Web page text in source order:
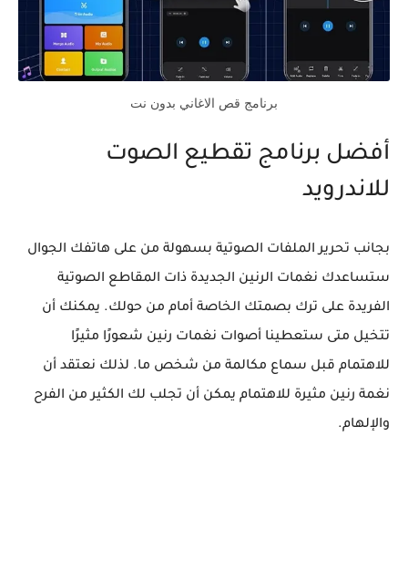
برنامج قص الاغاني بدون نت
أفضل برنامج تقطيع الصوت
للاندرويد
بجانب تحرير الملفات الصوتية بسهولة من على هاتفك الجوال
ستساعدك نغمات الرنين الجديدة ذات المقاطع الصوتية
الفريدة على ترك بصمتك الخاصة أمام من حولك. يمكنك أن
تتخيل متى ستعطينا أصوات نغمات رنين شعورًا مثيرًا
للاهتمام قبل سماع مكالمة من شخص ما. لذلك نعتقد أن
نغمة رنين مثيرة للاهتمام يمكن أن تجلب لك الكثير من الفرح
والإلهام.